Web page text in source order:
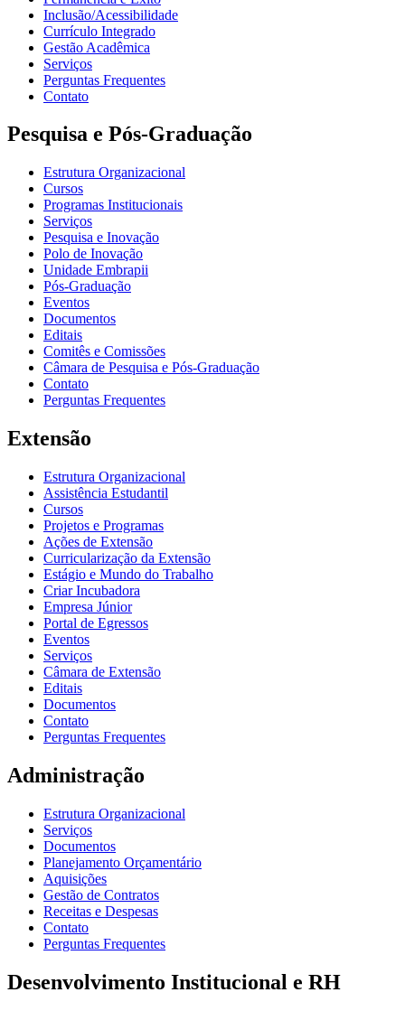
Inclusão/Acessibilidade
Currículo Integrado
Gestão Acadêmica
Serviços
Perguntas Frequentes
Contato
Pesquisa e Pós-Graduação
Estrutura Organizacional
Cursos
Programas Institucionais
Serviços
Pesquisa e Inovação
Polo de Inovação
Unidade Embrapii
Pós-Graduação
Eventos
Documentos
Editais
Comitês e Comissões
Câmara de Pesquisa e Pós-Graduação
Contato
Perguntas Frequentes
Extensão
Estrutura Organizacional
Assistência Estudantil
Cursos
Projetos e Programas
Ações de Extensão
Curricularização da Extensão
Estágio e Mundo do Trabalho
Criar Incubadora
Empresa Júnior
Portal de Egressos
Eventos
Serviços
Câmara de Extensão
Editais
Documentos
Contato
Perguntas Frequentes
Administração
Estrutura Organizacional
Serviços
Documentos
Planejamento Orçamentário
Aquisições
Gestão de Contratos
Receitas e Despesas
Contato
Perguntas Frequentes
Desenvolvimento Institucional e RH